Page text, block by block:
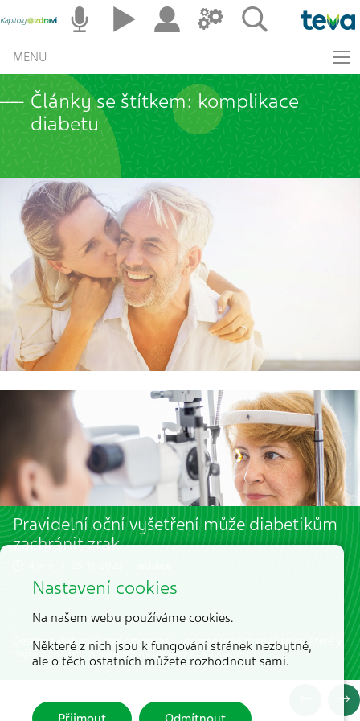
MENU
Články se štítkem: komplikace
diabetu
Pravidelní oční vyšetření může diabetikům
zachránit zrak
Desetina diabetiků trpí retinopatií – onemocněním cév sítnice, které v
nejzávažnějších případech může vést až k oslepnutí.
Nastavení cookies
Na našem webu používáme cookies.
Některé z nich jsou k fungování stránek nezbytné,
ale o těch ostatních můžete rozhodnout sami.